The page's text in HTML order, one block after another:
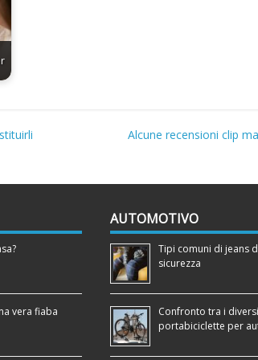
Alcune recensioni clip
vera fiaba
AUTOMOTIVO
Tipi comuni di jeans
sicurezza
Confronto tra i
portabiciclette per